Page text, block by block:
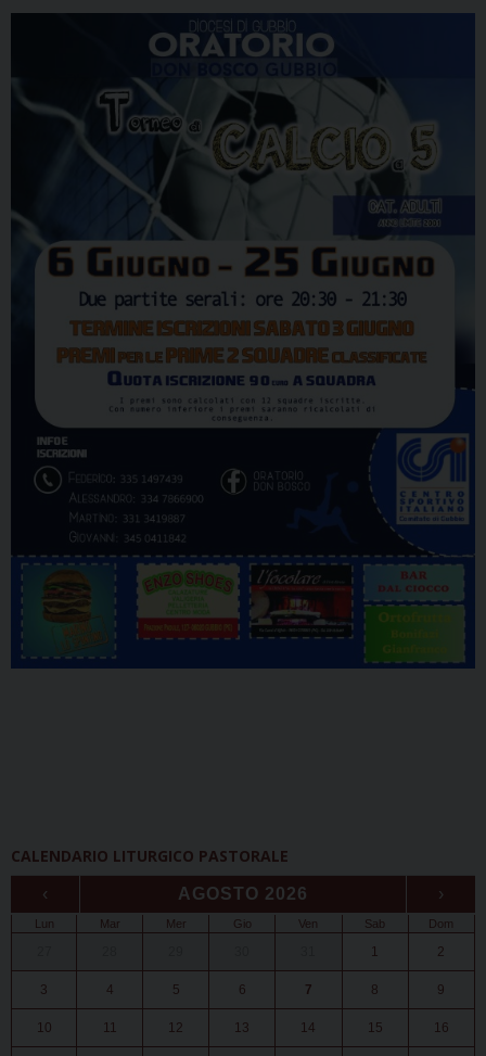
CALENDARIO LITURGICO PASTORALE
‹ AGOSTO 2026 ›
Lun Mar Mer Gio Ven Sab Dom
1 2
3 4 5 6 7 8 9
10 11 12 13 14 15 16